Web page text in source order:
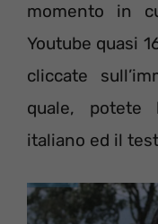
momento in
Youtube quasi
cliccate
quale, potete
italiano ed il